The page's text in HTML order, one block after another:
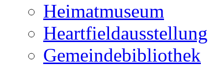
Heimatmuseum
Heartfieldausstellung
Gemeindebibliothek